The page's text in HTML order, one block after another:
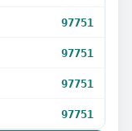
97751
97751
97751
97751